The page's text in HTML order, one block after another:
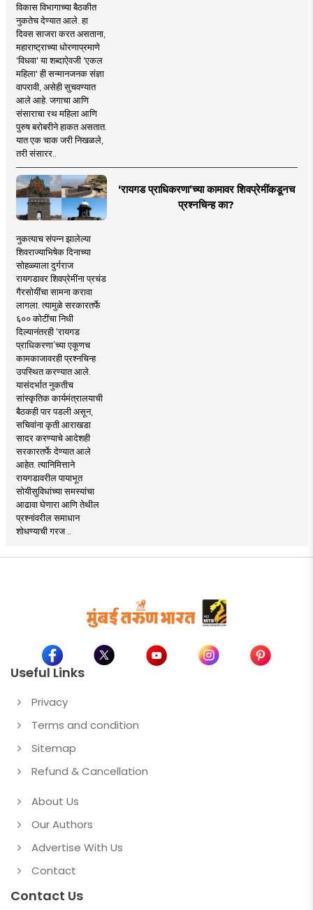
विकास विभागाच्या बैठकीत
नुकतेच देण्यात आले. हा
दिवस साजरा करत असताना,
महाराष्ट्राच्या धोरणाप्रमाणे
'विधवा' या शब्दाऐवजी 'एकल
महिला' ही सन्मानजनक संज्ञा
वापरावी, असेही सुचवण्यात
आले आहे. जगाचा आणि
संसाराचा रथ महिला आणि
पुरुष बरोबरीने हाकत असतात.
यात एक चाक जरी निखळले,
तरी संसारर..
‘रायगड प्राधिकरणा’च्या कामावर शिवप्रेमींकडूनच
प्रश्नचिन्ह का?
नुकत्याच संपन्न झालेल्या
शिवराज्याभिषेक दिनाच्या
सोहळ्याला दुर्गराज
रायगडावर शिवप्रेमींना प्रचंड
गैरसोयींचा सामना करावा
लागला. त्यामुळे सरकारतर्फे
६०० कोटींचा निधी
दिल्यानंतरही ‘रायगड
प्राधिकरणा’च्या एकूणच
कामकाजावरही प्रश्नचिन्ह
उपस्थित करण्यात आले.
यासंदर्भात नुकतीच
सांस्कृतिक कार्यमंत्रालयाची
बैठकही पार पडली असून,
सचिवांना कृती आराखडा
सादर करण्याचे आदेशही
सरकारतर्फे देण्यात आले
आहेत. त्यानिमित्ताने
रायगडावरील पायाभूत
सोयीसुविधांच्या समस्यांचा
आढावा घेणारा आणि तेथील
प्रश्नांवरील समाधान
शोधण्याची गरज ..
Useful Links
Privacy
Terms and condition
Sitemap
Refund & Cancellation
About Us
Our Authors
Advertise With Us
Contact
Contact Us